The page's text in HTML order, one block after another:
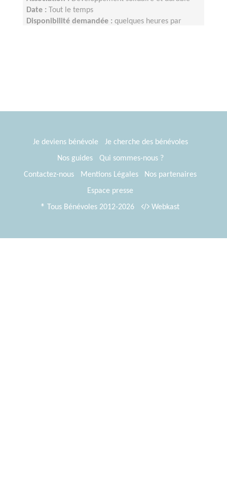
Date :
Tout le temps
Disponibilité demandée : quelques heures par
Je deviens bénévole
Je cherche des bénévoles
Nos guides
Qui sommes-nous ?
Contactez-nous
Mentions Légales
Nos partenaires
Espace presse
® Tous Bénévoles 2012-2026
Webkast